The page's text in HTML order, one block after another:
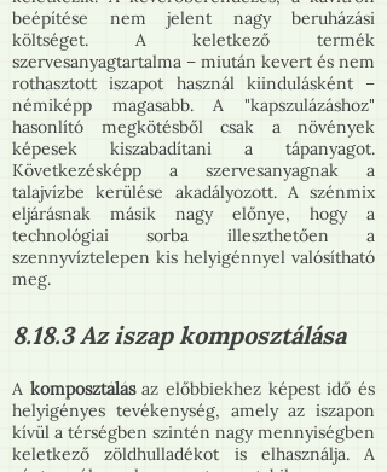
beépítése nem jelent nagy beruházási
költséget. A keletkező termék
szervesanyagtartalma – miután kevert és nem
rothasztott iszapot használ kiindulásként –
némiképp magasabb. A "kapszulázáshoz"
hasonlító megkötésből csak a növények
képesek kiszabadítani a tápanyagot.
Következésképp a szervesanyagnak a
talajvízbe kerülése akadályozott. A szénmix
eljárásnak másik nagy előnye, hogy a
technológiai sorba illeszthetően a
szennyvíztelepen kis helyigénnyel valósítható
meg.
8.18.3 Az iszap komposztálása
A komposztálásaz előbbiekhez képest idő és
helyigényes tevékenység, amely az iszapon
kívül a térségben szintén nagy mennyiségben
keletkező zöldhulladékot is elhasználja. A